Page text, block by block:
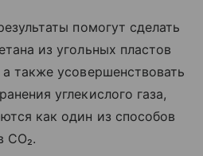
помогут сделать
из угольных пластов
также усовершенствовать
углекислого газа,
как один из способов
CO₂.